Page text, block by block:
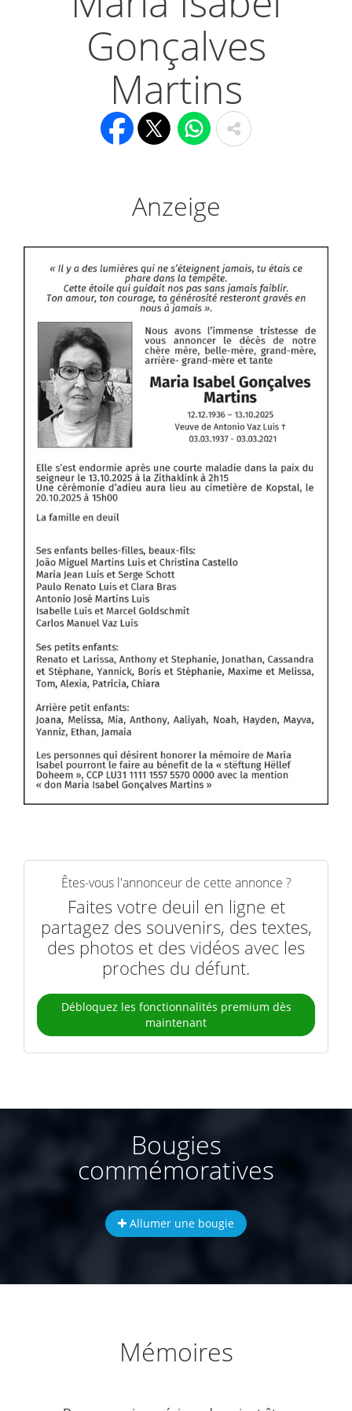
Gonçalves
Martins
Anzeige
Êtes-vous l'annonceur de cette annonce ?
Faites votre deuil en ligne et
partagez des souvenirs, des textes,
des photos et des vidéos avec les
proches du défunt.
Débloquez les fonctionnalités premium dès
maintenant
Bougies
commémoratives
Allumer une bougie
Mémoires